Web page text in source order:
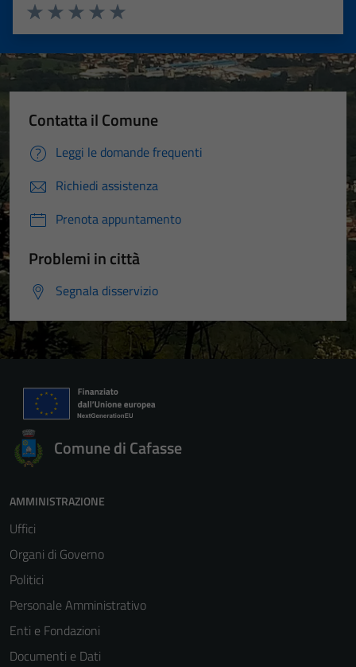
Valuta 5 stelle su 5
Valuta 4 stelle su 5
Valuta 3 stelle su 5
Valuta 2 stelle su 5
Valuta 1 stelle su 5
Contatta il Comune
Leggi le domande frequenti
Richiedi assistenza
Prenota appuntamento
Problemi in città
Segnala disservizio
Comune di Cafasse
AMMINISTRAZIONE
Uffici
Organi di Governo
Politici
Personale Amministrativo
Enti e Fondazioni
Documenti e Dati